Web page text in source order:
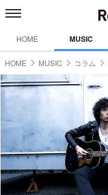
HOME MUSIC
HOME MUSIC コラム